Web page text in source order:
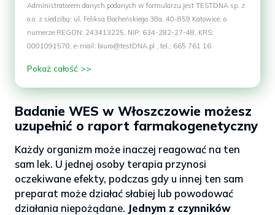
Administratorem danych podanych w formularzu jest TESTDNA sp. z
o.o. z siedzibą: ul. Feliksa Bocheńskiego 38a, 40-859 Katowice, o
numerze REGON: 243413225, NIP: 634-282-27-48, KRS:
0001091570, e-mail: biuro@testDNA.pl , tel.: 665 761 16
Pokaż całość >>
Badanie WES w Włoszczowie możesz
uzupełnić o raport farmakogenetyczny
Każdy organizm może inaczej reagować na ten
sam lek. U jednej osoby terapia przynosi
oczekiwane efekty, podczas gdy u innej ten sam
preparat może działać słabiej lub powodować
działania niepożądane. Jednym z czynników